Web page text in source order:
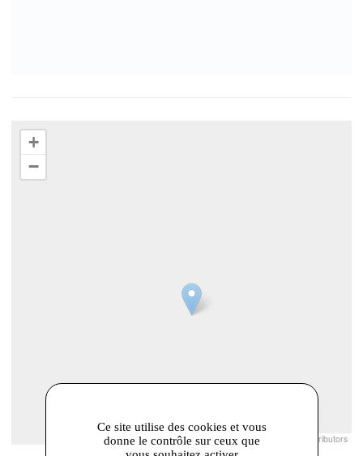
+
−
Leaflet |© Openstreetmap France | © OpenStreetMap contributors
Ce site utilise des cookies et vous
donne le contrôle sur ceux que